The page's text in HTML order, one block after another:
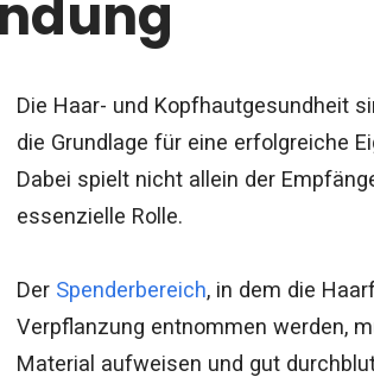
Die Haar- und Kopfhautgesundheit
die Grundlage für eine erfolgreiche
Dabei spielt nicht allein der
essenzielle Rolle.
Der Spenderbereich, in dem die
Verpflanzung entnommen werden,
Material aufweisen und gut